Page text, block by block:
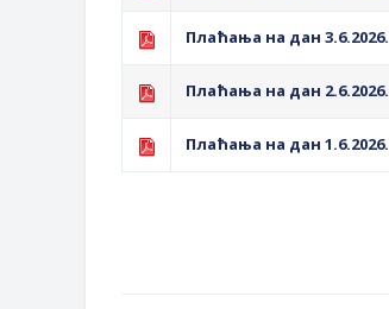
Плаћања на дан 3.6.2026.
Плаћања на дан 2.6.2026.
Плаћања на дан 1.6.2026.